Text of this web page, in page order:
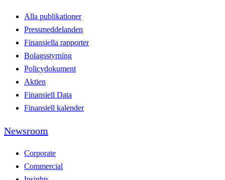
Alla publikationer
Pressmeddelanden
Finansiella rapporter
Bolagsstyrning
Policydokument
Aktien
Finansiell Data
Finansiell kalender
Newsroom
Corporate
Commercial